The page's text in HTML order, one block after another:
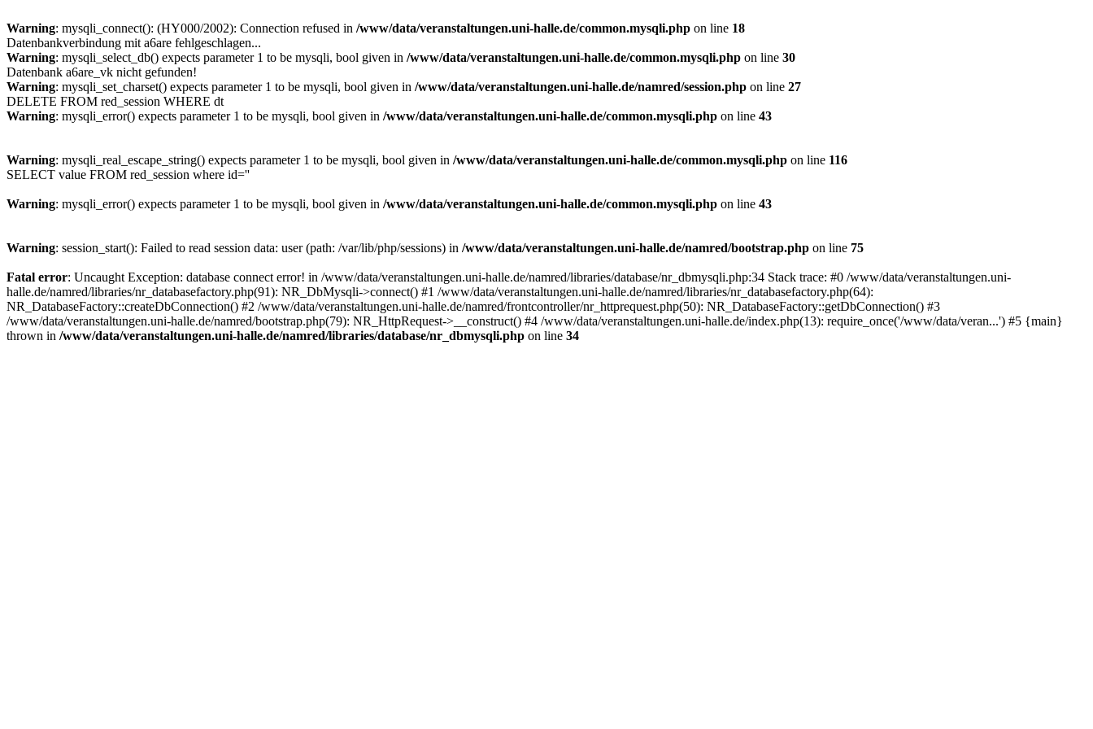
Warning: mysqli_connect(): (HY000/2002): Connection refused in /www/data/veranstaltungen.uni-halle.de/common.mysqli.php on line 18
Datenbankverbindung mit a6are fehlgeschlagen...
Warning: mysqli_select_db() expects parameter 1 to be mysqli, bool given in /www/data/veranstaltungen.uni-halle.de/common.mysqli.php on line 30
Datenbank a6are_vk nicht gefunden!
Warning: mysqli_set_charset() expects parameter 1 to be mysqli, bool given in /www/data/veranstaltungen.uni-halle.de/namred/session.php on line 27
DELETE FROM red_session WHERE dt
Warning: mysqli_error() expects parameter 1 to be mysqli, bool given in /www/data/veranstaltungen.uni-halle.de/common.mysqli.php on line 43
Warning: mysqli_real_escape_string() expects parameter 1 to be mysqli, bool given in /www/data/veranstaltungen.uni-halle.de/common.mysqli.php on line 116
SELECT value FROM red_session where id=''
Warning: mysqli_error() expects parameter 1 to be mysqli, bool given in /www/data/veranstaltungen.uni-halle.de/common.mysqli.php on line 43
Warning: session_start(): Failed to read session data: user (path: /var/lib/php/sessions) in /www/data/veranstaltungen.uni-halle.de/namred/bootstrap.php on line 75
Fatal error: Uncaught Exception: database connect error! in /www/data/veranstaltungen.uni-halle.de/namred/libraries/database/nr_dbmysqli.php:34 Stack trace: #0 /www/data/veranstaltungen.uni-
halle.de/namred/libraries/nr_databasefactory.php(91): NR_DbMysqli->connect() #1 /www/data/veranstaltungen.uni-halle.de/namred/libraries/nr_databasefactory.php(64):
NR_DatabaseFactory::createDbConnection() #2 /www/data/veranstaltungen.uni-halle.de/namred/frontcontroller/nr_httprequest.php(50): NR_DatabaseFactory::getDbConnection() #3
/www/data/veranstaltungen.uni-halle.de/namred/bootstrap.php(79): NR_HttpRequest->__construct() #4 /www/data/veranstaltungen.uni-halle.de/index.php(13): require_once('/www/data/veran...') #5 {main}
thrown in /www/data/veranstaltungen.uni-halle.de/namred/libraries/database/nr_dbmysqli.php on line 34